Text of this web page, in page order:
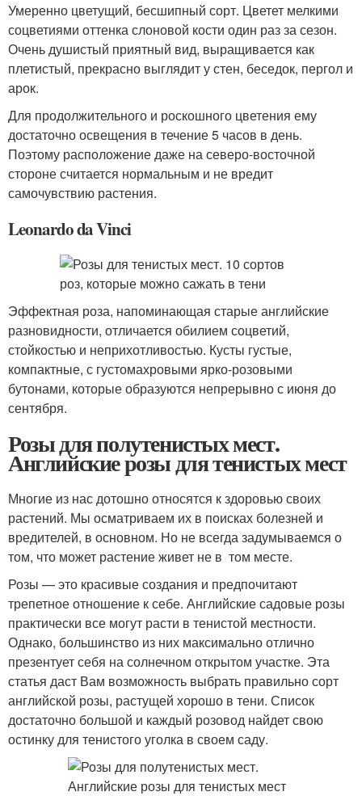
Умеренно цветущий, бесшипный сорт. Цветет мелкими
соцветиями оттенка слоновой кости один раз за сезон.
Очень душистый приятный вид, выращивается как
плетистый, прекрасно выглядит у стен, беседок, пергол и
арок.
Для продолжительного и роскошного цветения ему
достаточно освещения в течение 5 часов в день.
Поэтому расположение даже на северо-восточной
стороне считается нормальным и не вредит
самочувствию растения.
Leonardo da Vinci
Эффектная роза, напоминающая старые английские
разновидности, отличается обилием соцветий,
стойкостью и неприхотливостью. Кусты густые,
компактные, с густомахровыми ярко-розовыми
бутонами, которые образуются непрерывно с июня до
сентября.
Розы для полутенистых мест.
Английские розы для тенистых мест
Многие из нас дотошно относятся к здоровью своих
растений. Мы осматриваем их в поисках болезней и
вредителей, в основном. Но не всегда задумываемся о
том, что может растение живет не в том месте.
Розы — это красивые создания и предпочитают
трепетное отношение к себе. Английские садовые розы
практически все могут расти в тенистой местности.
Однако, большинство из них максимально отлично
презентует себя на солнечном открытом участке. Эта
статья даст Вам возможность выбрать правильно сорт
английской розы, растущей хорошо в тени. Список
достаточно большой и каждый розовод найдет свою
остинку для тенистого уголка в своем саду.